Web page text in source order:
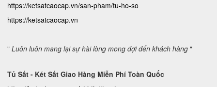
https://ketsatcaocap.vn/san-pham/tu-ho-so
https://ketsatcaocap.vn
" Luôn luôn mang lại sự hài lòng mong đợi đến khách hàng "
Tủ Sắt - Két Sắt Giao Hàng Miễn Phí Toàn Quốc